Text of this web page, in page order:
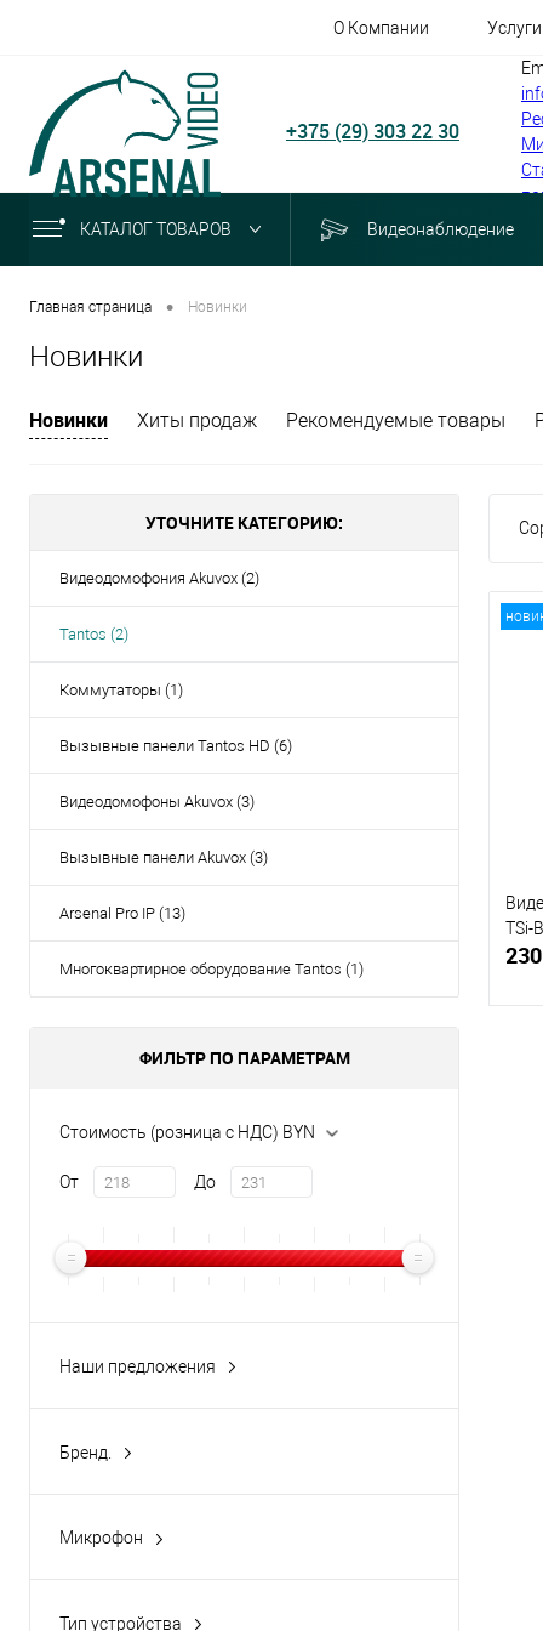
О Компании Услуги
+375 (29) 303 22 30
КАТАЛОГ ТОВАРОВ Видеонаблюдение
Главная страница • Новинки
Новинки
Новинки Хиты продаж Рекомендуемые товары
УТОЧНИТЕ КАТЕГОРИЮ:
Видеодомофония Akuvox (2)
Tantos (2)
Коммутаторы (1)
Вызывные панели Tantos HD (6)
Видеодомофоны Akuvox (3)
Вызывные панели Akuvox (3)
Arsenal Pro IP (13)
Многоквартирное оборудование Tantos (1)
ФИЛЬТР ПО ПАРАМЕТРАМ
Стоимость (розница с НДС) BYN
От До
Наши предложения
Бренд.
Микрофон
Тип устройства
TSi-